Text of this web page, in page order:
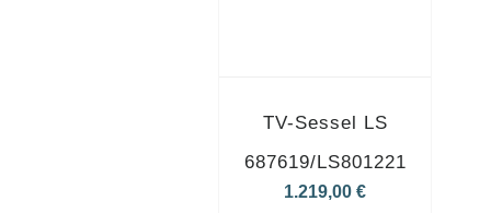
TV-Sessel LS
687619/LS801221
1.219,00€